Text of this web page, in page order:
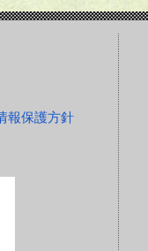
報保護方針